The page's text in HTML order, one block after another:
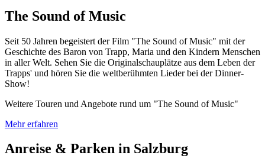
The Sound of Music
Seit 50 Jahren begeistert der Film "The Sound of Music" mit der
Geschichte des Baron von Trapp, Maria und den Kindern Menschen
in aller Welt. Sehen Sie die Originalschauplätze aus dem Leben der
Trapps' und hören Sie die weltberühmten Lieder bei der Dinner-
Show!
Weitere Touren und Angebote rund um "The Sound of Music"
Mehr erfahren
Anreise & Parken in Salzburg